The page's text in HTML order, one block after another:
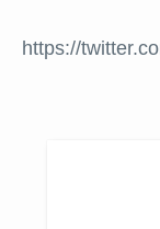
https://